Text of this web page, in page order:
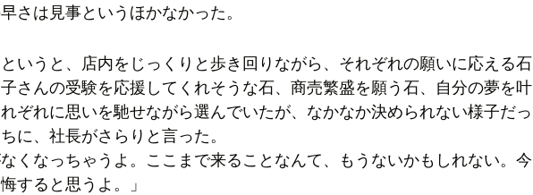
さは見事というほかなかった。
いうと、店内をじっくりと歩き回りながら、それぞれの願いに応える石
さんの受験を応援してくれそうな石、商売繁盛を願う石、自分の夢を叶
ぞれに思いを馳せながら選んでいたが、なかなか決められない様子だっ
に、社長がさらりと言った。
なくなっちゃうよ。ここまで来ることなんて、もうないかもしれない。今
すると思うよ。」